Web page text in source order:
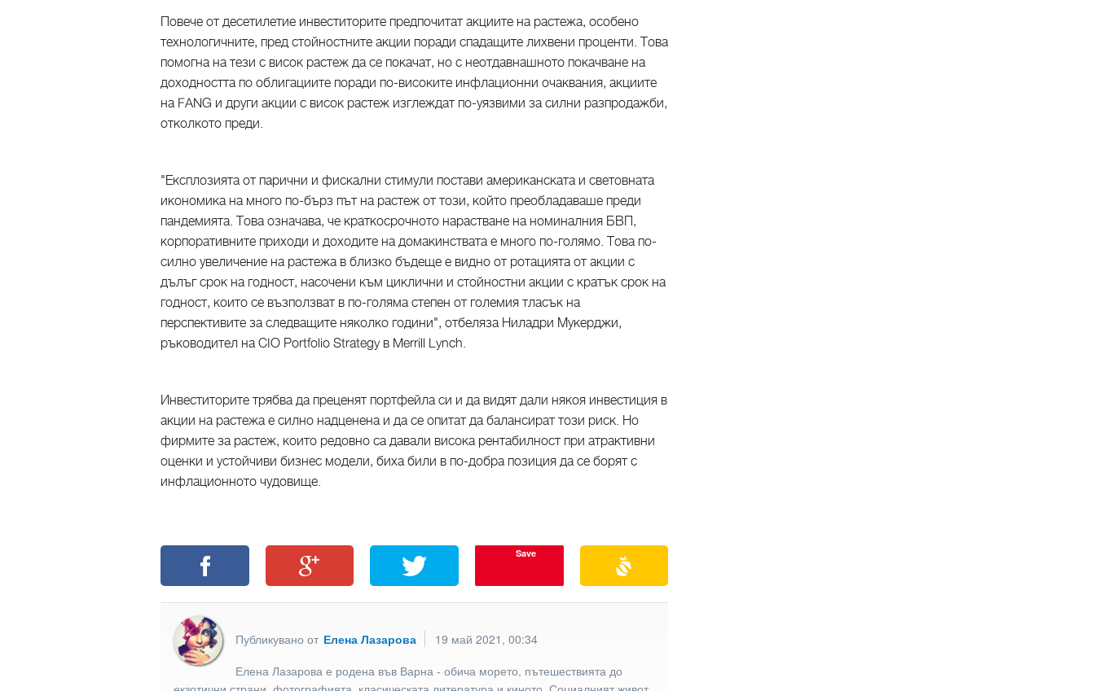
Повече от десетилетие инвеститорите предпочитат акциите на растежа, особено
технологичните, пред стойностните акции поради спадащите лихвени проценти. Това
помогна на тези с висок растеж да се покачат, но с неотдавнашното покачване на
доходността по облигациите поради по-високите инфлационни очаквания, акциите
на FANG и други акции с висок растеж изглеждат по-уязвими за силни разпродажби,
отколкото преди.
"Експлозията от парични и фискални стимули постави американската и световната
икономика на много по-бърз път на растеж от този, който преобладаваше преди
пандемията. Това означава, че краткосрочното нарастване на номиналния БВП,
корпоративните приходи и доходите на домакинствата е много по-голямо. Това по-
силно увеличение на растежа в близко бъдеще е видно от ротацията от акции с
дълъг срок на годност, насочени към циклични и стойностни акции с кратък срок на
годност, които се възползват в по-голяма степен от големия тласък на
перспективите за следващите няколко години", отбеляза Ниладри Мукерджи,
ръководител на CIO Portfolio Strategy в Merrill Lynch.
Инвеститорите трябва да преценят портфейла си и да видят дали някоя инвестиция в
акции на растежа е силно надценена и да се опитат да балансират този риск. Но
фирмите за растеж, които редовно са давали висока рентабилност при атрактивни
оценки и устойчиви бизнес модели, биха били в по-добра позиция да се борят с
инфлационното чудовище.
Save
Публикувано от Елена Лазарова
19 май 2021, 00:34
Елена Лазарова е родена във Варна - обича морето, пътешествията до